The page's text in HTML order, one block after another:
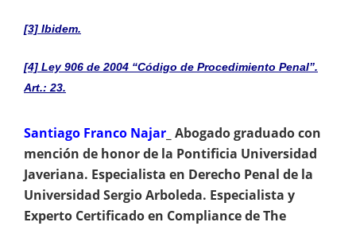
[3] Ibidem.
[4] Ley 906 de 2004 “Código de Procedimiento Penal”.
Art.: 23.
Santiago Franco Najar _ Abogado graduado con
mención de honor de la Pontificia Universidad
Javeriana. Especialista en Derecho Penal de la
Universidad Sergio Arboleda. Especialista y
Experto Certificado en Compliance de The